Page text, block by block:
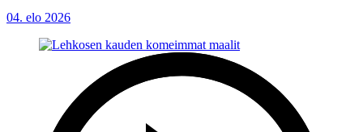
04. elo 2026